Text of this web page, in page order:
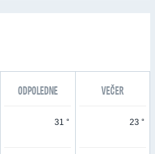
ODPOLEDNE VEČER
31 ° 23 °